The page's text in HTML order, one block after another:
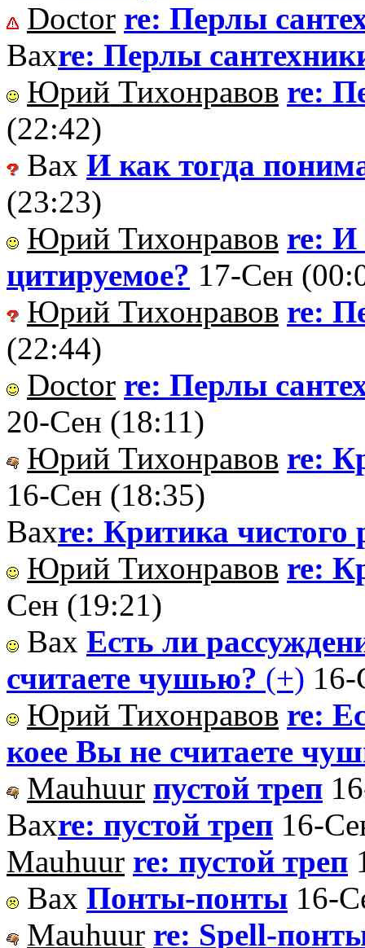
Doctor re: Перлы
Вахre: Перлы
Юрий Тихонравов re:
(22:42)
Вах И как тогда
(23:23)
Юрий Тихонравов re: И
цитируемое? 17-Сен
Юрий Тихонравов re:
(22:44)
Doctor re: Перлы
20-Сен (18:11)
Юрий Тихонравов re:
16-Сен (18:35)
Вахre: Критика чистого
Юрий Тихонравов re:
Сен (19:21)
Вах Есть ли
считаете чушью? (+)
Юрий Тихонравов re:
коее Вы не считаете
Mauhuur пустой треп
Вахre: пустой треп 16-
Mauhuur re: пустой треп
Вах Понты-понты 16-
Mauhuur re: Spell-